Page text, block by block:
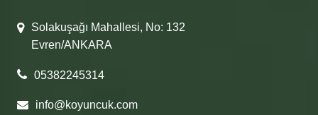
Solakuşağı Mahallesi, No: 132
Evren/ANKARA
05382245314
info@koyuncuk.com